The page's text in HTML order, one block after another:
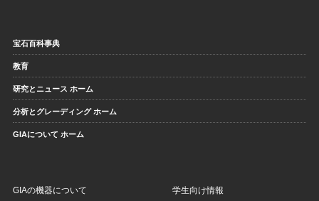
宝石百科事典
教育
研究とニュース ホーム
分析とグレーディング ホーム
GIAについて ホーム
GIAの機器について 学生向け情報